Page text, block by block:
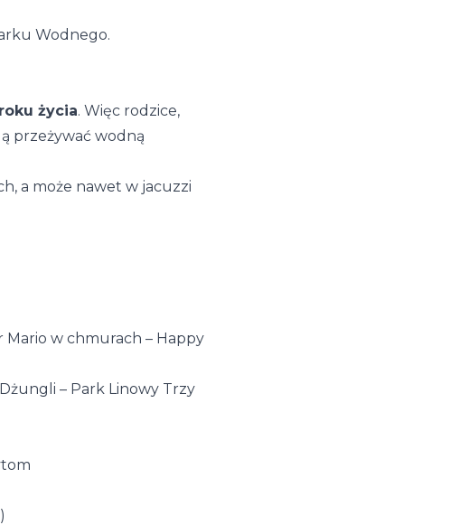
Wodnego.
życia. Więc rodzice,
przeżywać wodną
a może nawet w jacuzzi
Mario w chmurach – Happy
– Park Linowy Trzy